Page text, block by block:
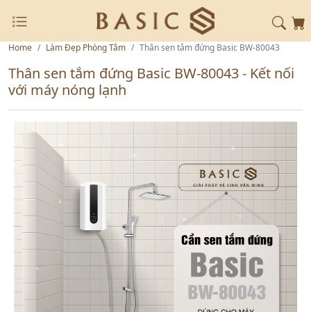
Home Làm Đẹp Phòng Tắm Thân sen tắm đứng Basic BW-80043
Thân sen tắm đứng Basic BW-80043 - Kết nối
với máy nóng lạnh